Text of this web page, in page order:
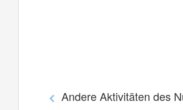
Andere Aktivitäten des